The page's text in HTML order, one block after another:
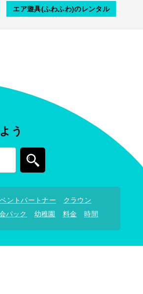
エア遊具(ふわふわ)のレンタル
う
ントパートナー
クラウン
パック 幼稚園 料金 時間